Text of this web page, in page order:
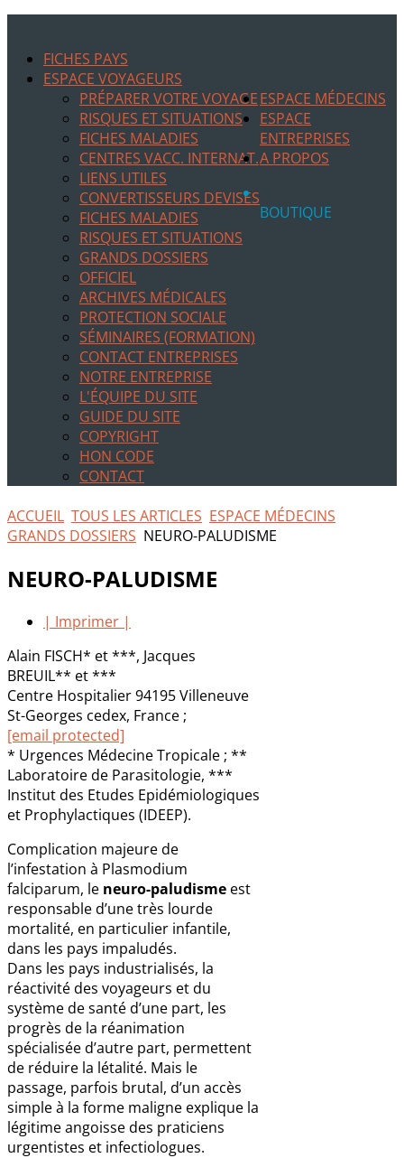
FICHES PAYS
ESPACE VOYAGEURS
PRÉPARER VOTRE VOYAGE
RISQUES ET SITUATIONS
FICHES MALADIES
CENTRES VACC. INTERNAT.
LIENS UTILES
CONVERTISSEURS DEVISES
ESPACE MÉDECINS
FICHES MALADIES
RISQUES ET SITUATIONS
GRANDS DOSSIERS
OFFICIEL
ARCHIVES MÉDICALES
ESPACE
ENTREPRISES
PROTECTION SOCIALE
SÉMINAIRES (FORMATION)
CONTACT ENTREPRISES
A PROPOS
NOTRE ENTREPRISE
L'ÉQUIPE DU SITE
GUIDE DU SITE
COPYRIGHT
HON CODE
CONTACT
BOUTIQUE
ACCUEIL TOUS LES ARTICLES ESPACE MÉDECINS
GRANDS DOSSIERS NEURO-PALUDISME
NEURO-PALUDISME
| Imprimer |
Alain FISCH* et ***, Jacques
BREUIL** et ***
Centre Hospitalier 94195 Villeneuve
St-Georges cedex, France ;
[email protected]
* Urgences Médecine Tropicale ; **
Laboratoire de Parasitologie, ***
Institut des Etudes Epidémiologiques
et Prophylactiques (IDEEP).
Complication majeure de
l’infestation à Plasmodium
falciparum, le neuro-paludisme est
responsable d’une très lourde
mortalité, en particulier infantile,
dans les pays impaludés.
Dans les pays industrialisés, la
réactivité des voyageurs et du
système de santé d’une part, les
progrès de la réanimation
spécialisée d’autre part, permettent
de réduire la létalité. Mais le
passage, parfois brutal, d’un accès
simple à la forme maligne explique la
légitime angoisse des praticiens
urgentistes et infectiologues.